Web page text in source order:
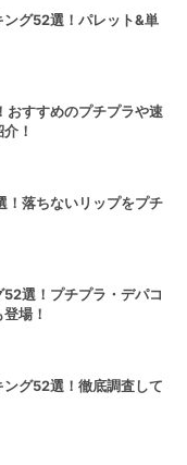
グ52選！パレット&単
おすすめのプチプラや速
！
！落ちないリップをプチ
選！プチプラ・デパコ
場！
グ52選！徹底調査して